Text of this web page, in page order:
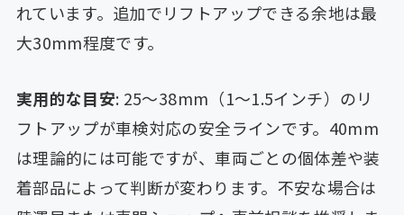
れています。追加でリフトアップできる余地は最
大30mm程度です。
実用的な目安: 25〜38mm（1〜1.5インチ）のリ
フトアップが車検対応の安全ラインです。40mm
は理論的には可能ですが、車両ごとの個体差や装
着部品によって判断が変わります。不安な場合は